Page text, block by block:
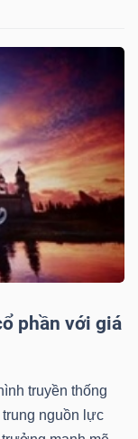
phần với giá
truyền thống
nguồn lực